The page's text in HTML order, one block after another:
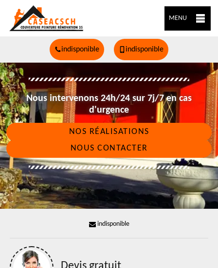
MENU
indisponible indisponible
Nous intervenons 24h/24 sur 7j/7 en cas
d'urgence
NOS RÉALISATIONS
NOUS CONTACTER
indisponible